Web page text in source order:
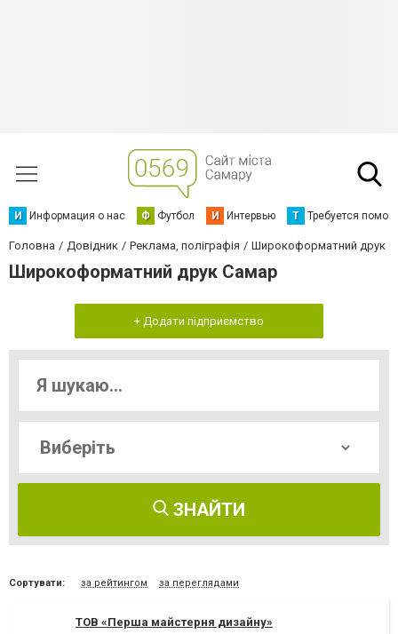
И Информация о нас Ф Футбол И Интервью Т Требуется
Головна Довідник Реклама, поліграфія Широкоформатний друк
Широкоформатний друк Самар
+ Додати підприємство
ЗНАЙТИ
Сортувати: за рейтингом за переглядами
ТОВ «Перша майстерня дизайну»